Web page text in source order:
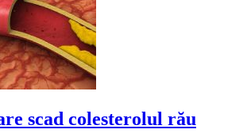
scad colesterolul rău